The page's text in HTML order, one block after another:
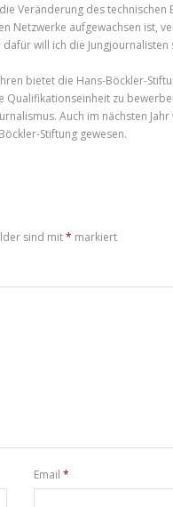
Veränderung des
Netzwerke aufgewachsen ist,
dafür will ich die Jungjournalisten
bietet die Hans-Böckler-
Qualifikationseinheit zu
Auch im nächsten
Stiftung gewesen.
sind mit* markiert
Email *